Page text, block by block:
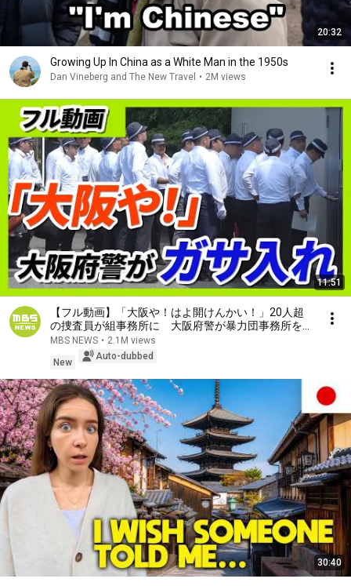
20:32
Growing Up In China as a White Man in the 1950s
Dan Vineberg and The New Travel • 2M views
11:51
【フル動画】「大阪や！はよ開けんかい！」20人超
の捜査員が組事務所に 大阪府警が暴力団事務所を家
宅捜索 特殊詐欺の被害金めぐり（2026年7月29日）
MBS NEWS • 2.1M views
New
Auto-dubbed
30:40